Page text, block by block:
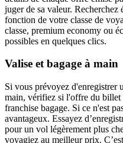
juger de sa valeur. Recherchez
fonction de votre classe de
classe, premium economy ou
possibles en quelques clics.
Valise et bagage à main
Si vous prévoyez d'enregistrer
main, vérifiez si l'offre du billet
franchise bagage. Si ce n'est
avantageux. Essayez
pour un vol légèrement plus
voyagiez au meilleur prix.